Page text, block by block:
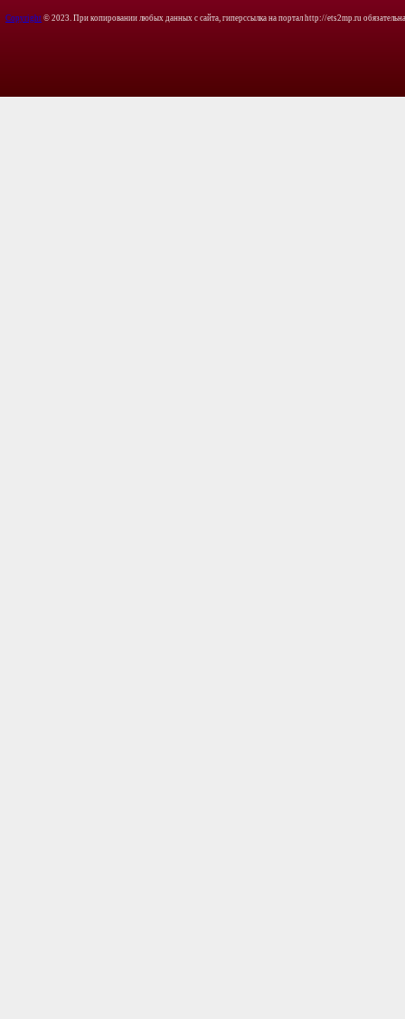
Copyright © 2023. При копировании любых данных с сайта, гиперссылка на портал http://ets2mp.ru